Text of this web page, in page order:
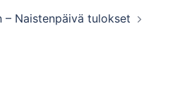
– Naistenpäivä tulokset